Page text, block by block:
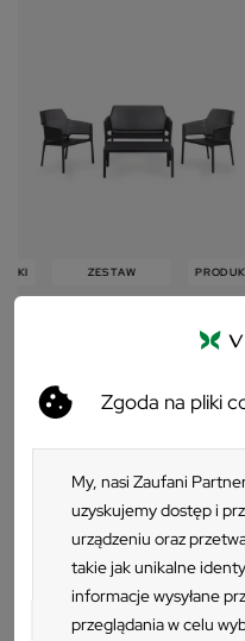
Zgoda na pliki
My, nasi Zaufani
uzyskujemy dostęp i
urządzeniu oraz
takie jak unikalne
informacje wysyłane
przeglądania w celu
ZESTAW
Zestaw wypoczynkowy NET
1 707 zł
ZESTAW PRODUKT
KATEGORIA